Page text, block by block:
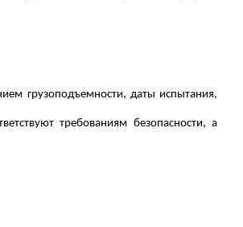
грузоподъемности, даты испытания,
требованиям безопасности, а